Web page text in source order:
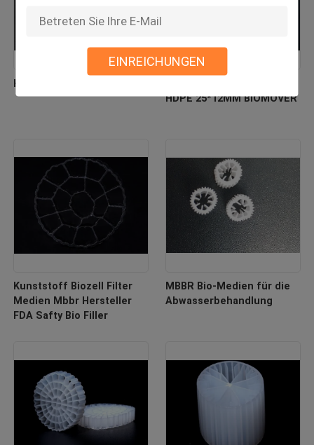
EINREICHUNGEN
HDPE-Biozellfiltermedien
HDPE 25*12MM BIOMOVER
Kunststoff Biozell Filter
Medien Mbbr Hersteller
FDA Safty Bio Filler
MBBR Bio-Medien für die
Abwasserbehandlung